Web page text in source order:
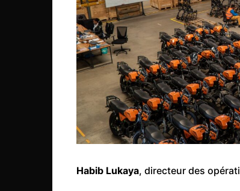
Habib Lukaya, directeur des